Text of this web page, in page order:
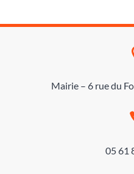
Mairie – 6 rue du
05 61